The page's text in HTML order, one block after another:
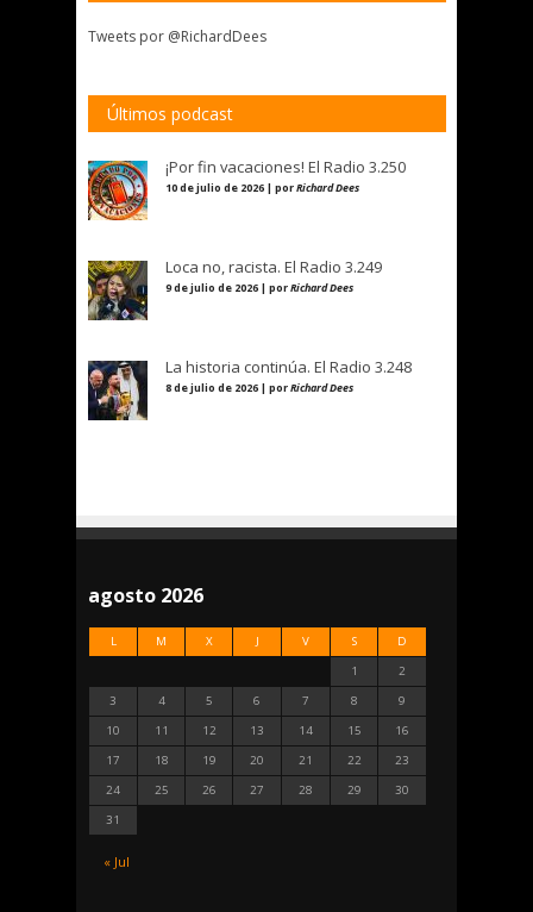
Tweets por @RichardDees
Últimos podcast
¡Por fin vacaciones! El Radio 3.250
10 de julio de 2026 | porRichard Dees
Loca no, racista. El Radio 3.249
9 de julio de 2026 | porRichard Dees
La historia continúa. El Radio 3.248
8 de julio de 2026 | porRichard Dees
agosto 2026
L M X J V S D
« Jul
1
2
3
4 5 6 7 8
9
10
11 12 13 14 15
16
17
18 19 20 21 22
23
24
25 26 27 28 29
30
31